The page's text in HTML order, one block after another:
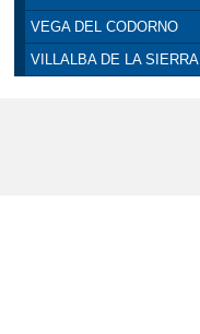
VEGA DEL CODORNO
VILLALBA DE LA SIERRA